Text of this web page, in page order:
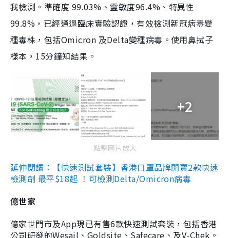
我檢測。準確度 99.03%、靈敏度96.4%、特異性
99.8%，已經通過臨床實驗認證，有效檢測新冠病毒變
種毒株，包括Omicron 及Delta變種病毒。使用鼻拭子
樣本，15分鐘知結果。
+2
點擊圖片放大
延伸閱讀：【快速測試套裝】香港口罩品牌開賣2款快速
檢測劑 最平$18起 ！可檢測Delta/Omicron病毒
億世家
億家世門市及App現已有售6款快速測試套裝，包括香港
公司研發的Wesail、Goldsite、Safecare、及V-Chek。